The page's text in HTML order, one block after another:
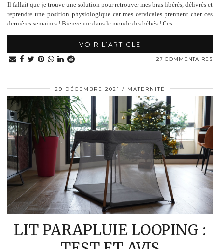
Il fallait que je trouve une solution pour retrouver mes bras libérés, délivrés et
reprendre une position physiologique car mes cervicales prennent cher ces
dernières semaines ! Bienvenue dans le monde des bébés ! Ces …
VOIR L’ARTICLE
27 COMMENTAIRES
29 DÉCEMBRE 2021 MATERNITÉ
LIT PARAPLUIE LOOPING :